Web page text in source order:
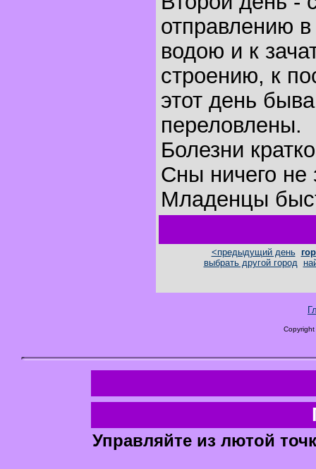
отправлению
водою и к
строению, к
этот день
переловлены.
Болезни
Сны ничего не
Младенцы
<предыдущий день
выбрать другой город
Управляйте из лютой